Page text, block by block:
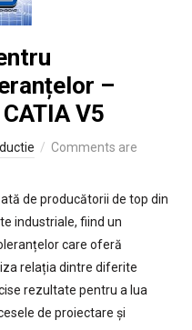
–
V5
Comments are
de producătorii de top din
industriale, fiind un
care oferă
relația dintre diferite
rezultate pentru a lua
de proiectare și